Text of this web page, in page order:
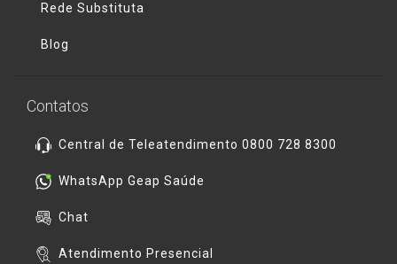
Rede Substituta
Blog
Contatos
Central de Teleatendimento 0800 728 8300
WhatsApp Geap Saúde
Chat
Atendimento Presencial